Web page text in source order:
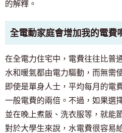
的解釋。
全電動家庭會增加我的電費
在全電力住宅中，電費往往比普
水和暖氣都由電力驅動，而無需
即使是單身人士，平均每月的電
一般電費的兩倍。不過，如果選
並在晚上煮飯、洗衣服等，就能
對於大學生來說，水電費很容易